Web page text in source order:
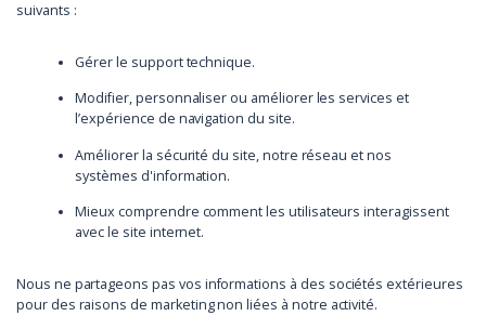
suivants :
Gérer le support technique.
Modifier, personnaliser ou améliorer les services et
l’expérience de navigation du site.
Améliorer la sécurité du site, notre réseau et nos
systèmes d'information.
Mieux comprendre comment les utilisateurs interagissent
avec le site internet.
Nous ne partageons pas vos informations à des sociétés extérieures
pour des raisons de marketing non liées à notre activité.